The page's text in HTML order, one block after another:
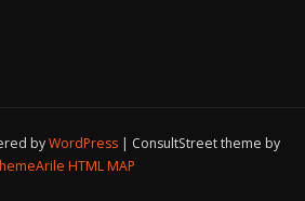
byWordPress
ConsultStreet theme by
HTML MAP